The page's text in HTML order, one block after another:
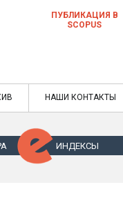
научных
научном журнале
ПУБЛИКАЦИЯ В
SCOPUS
НАШИ КОНТАКТЫ
ИНДЕКСЫ